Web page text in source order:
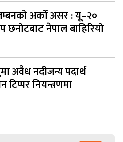
अर्को असर : यू–२०
नेपाल बाहिरियो
अवैध नदीजन्य पदार्थ
टिप्पर नियन्त्रणमा